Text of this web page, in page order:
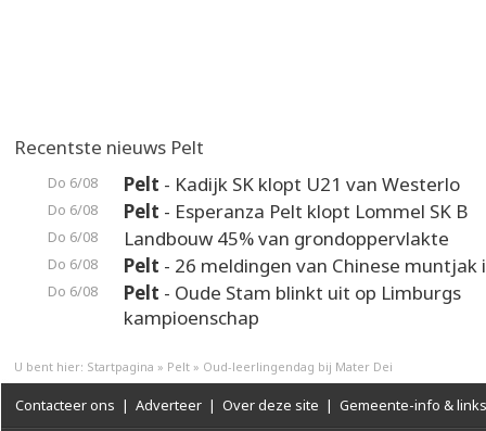
Recentste nieuws Pelt
Do 6/08 Pelt - Kadijk SK klopt U21 van Westerlo
Do 6/08 Pelt - Esperanza Pelt klopt Lommel SK B
Do 6/08 Landbouw 45% van grondoppervlakte
Do 6/08 Pelt - 26 meldingen van Chinese muntjak
Do 6/08 Pelt - Oude Stam blinkt uit op Limburgs
kampioenschap
U bent hier: Startpagina » Pelt » Oud-leerlingendag bij Mater Dei
Contacteer ons | Adverteer | Over deze site | Gemeente-info & links